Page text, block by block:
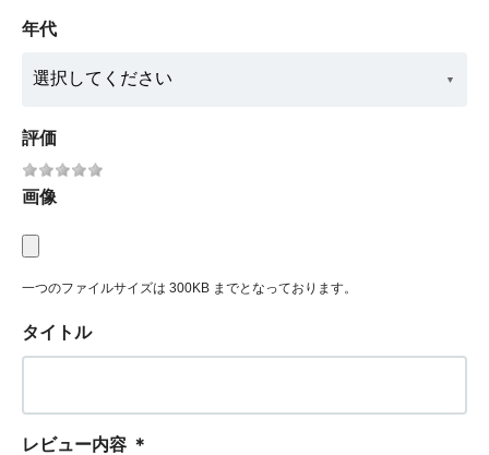
年代
評価
画像
一つのファイルサイズは 300KB までとなっております。
タイトル
レビュー内容 ＊